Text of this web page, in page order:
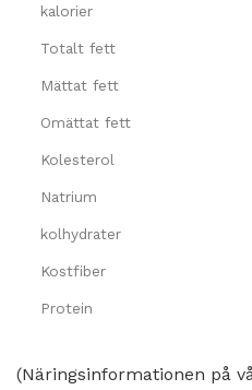
kalorier
Totalt fett
Mättat fett
Omättat fett
Kolesterol
Natrium
kolhydrater
Kostfiber
Protein
(Näringsinformationen på